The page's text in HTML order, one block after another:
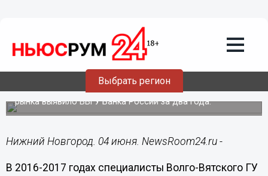
Выбрать регион
04.06.201810:00
Около 180 финансовых пирамид
ежегодно фиксируется в России
Более 450 недобросовестных участников финансового
рынка выявило ВВГУ Банка России за два года.
Нижний Новгород. 04 июня. NewsRoom24.ru -
В 2016-2017 годах специалисты Волго-Вятского ГУ